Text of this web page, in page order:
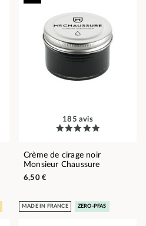
185 avis
Crème de cirage noir
Monsieur Chaussure
6,50 €
MADE IN FRANCE ZERO-PFAS